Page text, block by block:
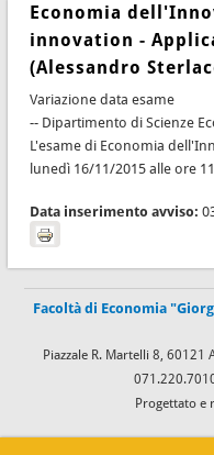
Economia
innovation -
(Alessandro
Variazione data esame
-- Dipartimento di Scienze
L'esame di Economia
lunedì 16/11/2015 alle ore
Data inserimento avviso:
Facoltà di Economia
Piazzale R. Martelli 8, 60121
Progettato e